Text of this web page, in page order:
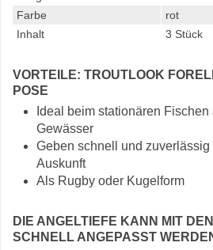
Farbe
rot
Inhalt
3 Stück
VORTEILE: TROUTLOOK
POSE
Ideal beim stationären
Gewässer
Geben schnell und
Auskunft
Als Rugby oder Kugelform
DIE ANGELTIEFE KANN MIT
SCHNELL ANGEPASST